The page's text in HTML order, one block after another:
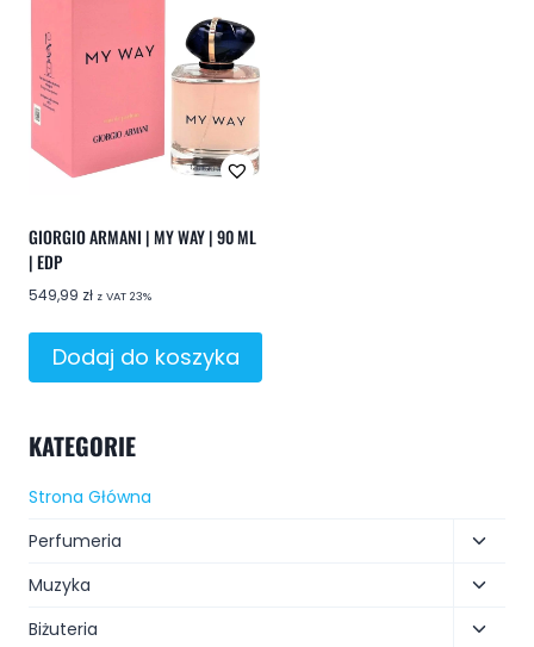
GIORGIO ARMANI | MY WAY | 90 ML
| EDP
549,99 zł z VAT 23%
Dodaj do koszyka
KATEGORIE
Strona Główna
Perfumeria
Muzyka
Biżuteria